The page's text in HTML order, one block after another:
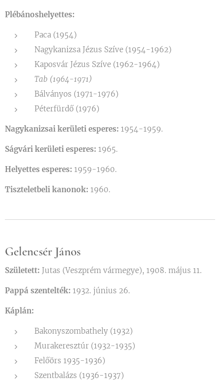
Plébánoshelyettes:
Paca (1954)
Nagykanizsa Jézus Szíve (1954-1962)
Kaposvár Jézus Szíve (1962-1964)
Tab (1964-1971)
Bálványos (1971-1976)
Péterfürdő (1976)
Nagykanizsai kerületi esperes: 1954-1959.
Ságvári kerületi esperes: 1965.
Helyettes esperes: 1959-1960.
Tiszteletbeli kanonok: 1960.
Gelencsér János
Született: Jutas (Veszprém vármegye), 1908. május 11.
Pappá szentelték: 1932. június 26.
Káplán:
Bakonyszombathely (1932)
Murakeresztúr (1932-1935)
Felőörs 1935-1936)
Szentbalázs (1936-1937)